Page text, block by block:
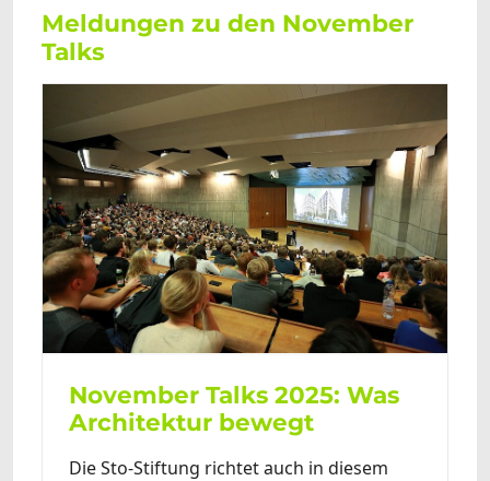
Meldungen zu den November
Talks
November Talks 2025: Was
Architektur bewegt
Die Sto-Stiftung richtet auch in diesem